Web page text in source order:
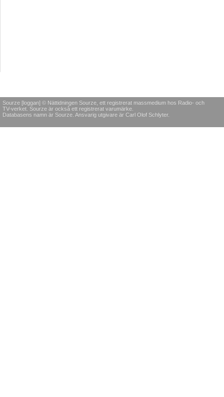
Sourze [loggan] © Nättidningen Sourze, ett registrerat massmedium hos Radio- och
TV-verket. Sourze är också ett registrerat varumärke.
Databasens namn är Sourze. Ansvarig utgivare är Carl Olof Schlyter.